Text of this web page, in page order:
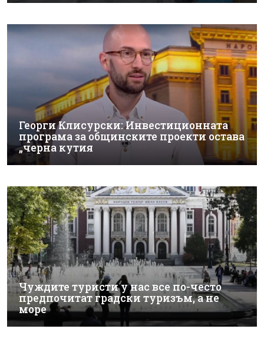
Георги Клисурски: Инвестиционната
програма за общинските проекти остава
„черна кутия
Чуждите туристи у нас все по-често
предпочитат градски туризъм, а не
море